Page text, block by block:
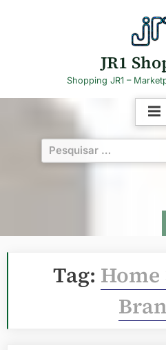
JR1
Shopping JR1 –
Pesquisar
por:
Tag: Home